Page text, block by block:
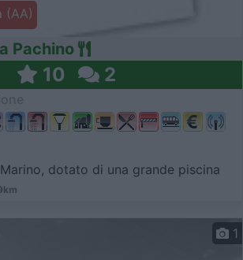
(AA)
Pachino
10 2
dotato di una grande piscina
1